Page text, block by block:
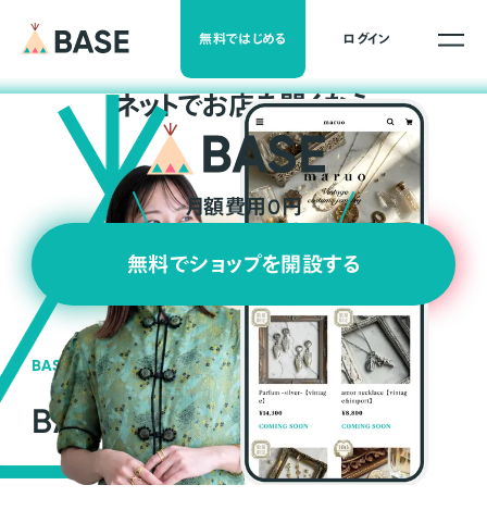
無料ではじめる ログイン
ネットでお店を開くなら
月額費用0円
無料でショップを開設する
BASEの強み
BASEが強い3つの理由